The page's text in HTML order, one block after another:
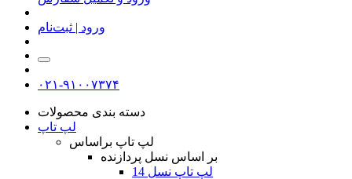
ورود | ثبت‌نام
۰۲۱-۹۱۰۰۷۳۷۴
دسته بندی محصولات
لپ تاپ
لپ تاپ براساس
بر اساس نسل پردازنده
لپ تاپ نسل 14